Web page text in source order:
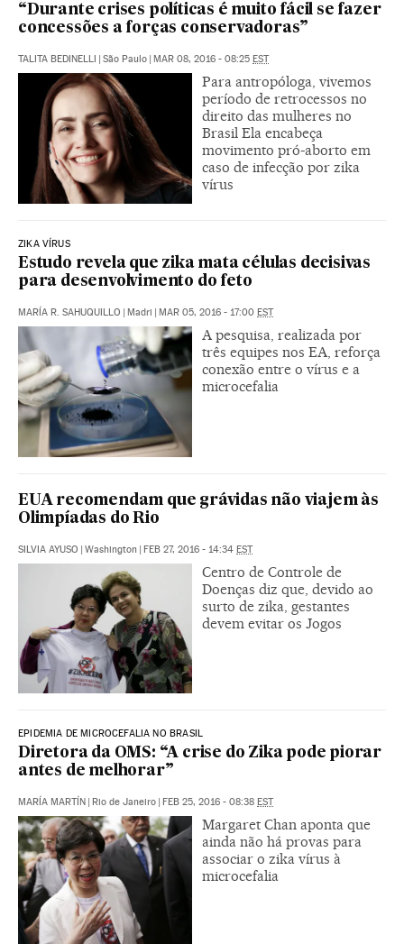
“Durante crises políticas é muito fácil se fazer
concessões a forças conservadoras”
TALITA BEDINELLI | São Paulo | MAR 08, 2016 - 08:25 EST
Para antropóloga, vivemos
período de retrocessos no
direito das mulheres no
Brasil Ela encabeça
movimento pró-aborto em
caso de infecção por zika
vírus
ZIKA VÍRUS
Estudo revela que zika mata células decisivas
para desenvolvimento do feto
MARÍA R. SAHUQUILLO | Madri | MAR 05, 2016 - 17:00 EST
A pesquisa, realizada por
três equipes nos EA, reforça
conexão entre o vírus e a
microcefalia
EUA recomendam que grávidas não viajem às
Olimpíadas do Rio
SILVIA AYUSO | Washington | FEB 27, 2016 - 14:34 EST
Centro de Controle de
Doenças diz que, devido ao
surto de zika, gestantes
devem evitar os Jogos
EPIDEMIA DE MICROCEFALIA NO BRASIL
Diretora da OMS: “A crise do Zika pode piorar
antes de melhorar”
MARÍA MARTÍN Rio de Janeiro FEB 25, 2016 - 08:38 EST
Margaret Chan aponta que
ainda não há provas para
associar o zika vírus à
microcefalia